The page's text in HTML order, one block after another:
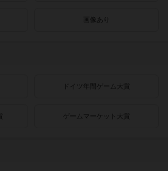
画像あり
ドイツ年間ゲーム大賞
ゲームマーケット大賞